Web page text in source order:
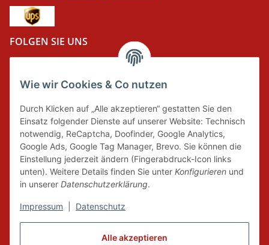
Alle akzeptieren
Wie wir Cookies & Co nutzen
Durch Klicken auf „Alle akzeptieren“ gestatten Sie den
Einsatz folgender Dienste auf unserer Website: Technisch
notwendig, ReCaptcha, Doofinder, Google Analytics,
Google Ads, Google Tag Manager, Brevo. Sie können die
Einstellung jederzeit ändern (Fingerabdruck-Icon links
unten). Weitere Details finden Sie unter Konfigurieren und
in unserer Datenschutzerklärung.
Impressum Datenschutz
FOLGEN SIE UNS
Wir tragen Verantwortung und erfüllen unsere
Pflichten zur Systembeteiligung nach dem
Verpackungsgesetz.
FAIRCOMMERCE
Wir sind seit 04.12.2015 Mitglied der Initiative